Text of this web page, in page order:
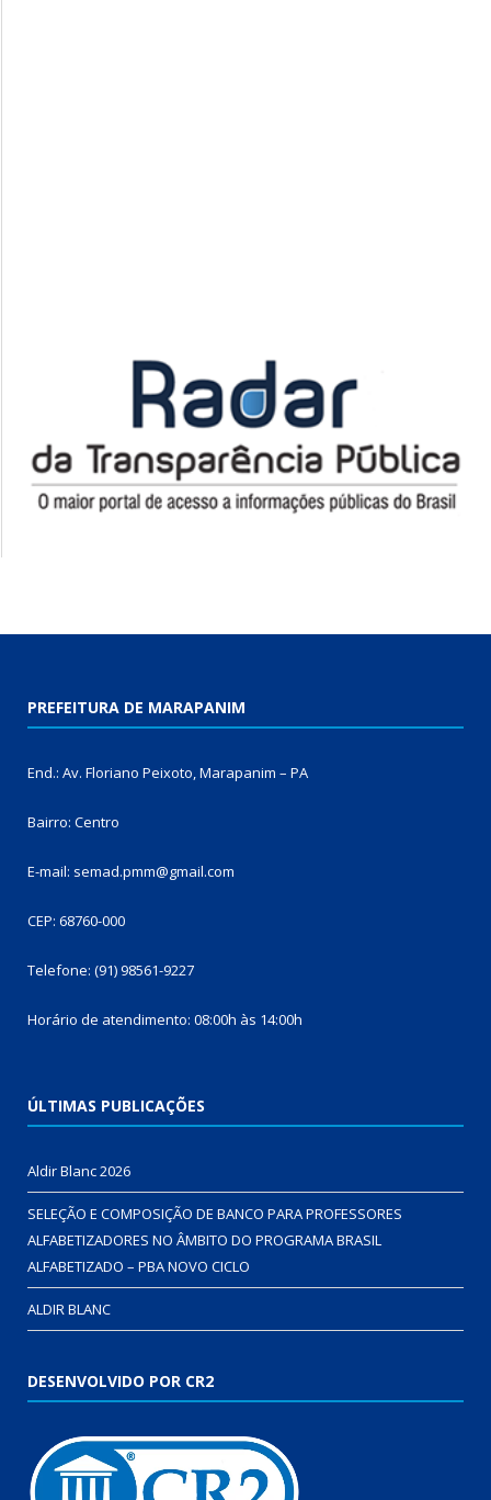
PREFEITURA DE MARAPANIM
End.: Av. Floriano Peixoto, Marapanim – PA
Bairro: Centro
E-mail: semad.pmm@gmail.com
CEP: 68760-000
Telefone: (91) 98561-9227
Horário de atendimento: 08:00h às 14:00h
ÚLTIMAS PUBLICAÇÕES
Aldir Blanc 2026
SELEÇÃO E COMPOSIÇÃO DE BANCO PARA PROFESSORES
ALFABETIZADORES NO ÂMBITO DO PROGRAMA BRASIL
ALFABETIZADO – PBA NOVO CICLO
ALDIR BLANC
DESENVOLVIDO POR CR2